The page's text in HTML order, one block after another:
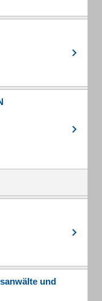
und